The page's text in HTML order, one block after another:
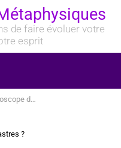
de faire évoluer votre
esprit
de pleine lune va bouleverser votre monde
?